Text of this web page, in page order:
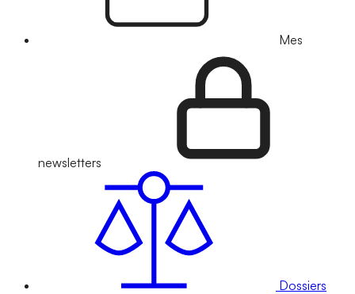
Mes
newsletters
Dossiers